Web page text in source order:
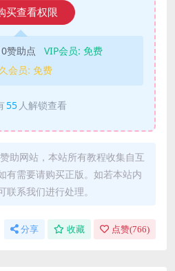
买查看权限
赞助点 VIP会员: 免费
会员: 免费
55 人解锁查看
助网站，本站所有教程收集自互
有需要请购买正版。如若本站内
系我们进行处理。
分享 收藏 点赞(766)